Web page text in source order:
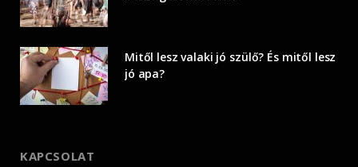
Mitől lesz valaki jó szülő? És mitől lesz
jó apa?
KAPCSOLAT